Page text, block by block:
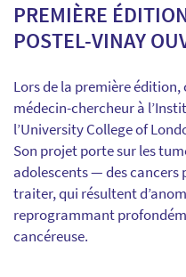
PREMIÈRE
POSTEL-VINAY
Lors de la première édition,
médecin-chercheur à
l’University College of
Son projet porte sur les
adolescents — des
traiter, qui résultent
reprogrammant
cancéreuse.